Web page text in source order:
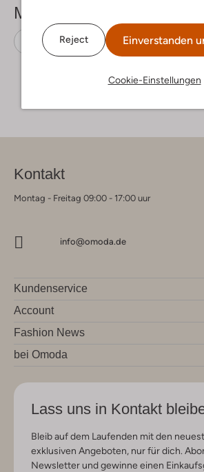
Reject Einverstanden
Cookie-Einstellungen
Mehr sehen
Gummistiefel Bisgaard
Kontakt
Montag - Freitag 09:00 - 17:00 uur
info@omoda.de
Kundenservice
Account
Fashion News
bei Omoda
Lass uns in Kontakt
Bleib auf dem Laufenden mit den
exklusiven Angeboten, nur für dich.
Newsletter und gewinne einen